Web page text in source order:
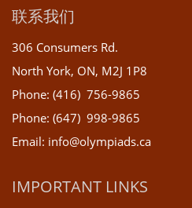
联系我们
306 Consumers Rd.
North York, ON, M2J 1P8
Phone: (416) 756-9865
Phone: (647) 998-9865
Email: info@olympiads.ca
IMPORTANT LINKS